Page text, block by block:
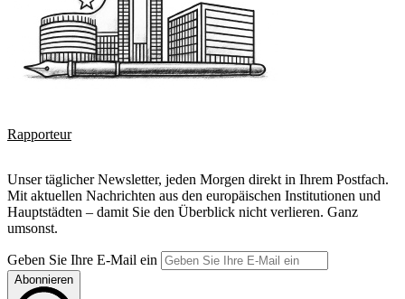
Rapporteur
Unser täglicher Newsletter, jeden Morgen direkt in Ihrem Postfach.
Mit aktuellen Nachrichten aus den europäischen Institutionen und
Hauptstädten – damit Sie den Überblick nicht verlieren. Ganz
umsonst.
Geben Sie Ihre E-Mail ein
Abonnieren